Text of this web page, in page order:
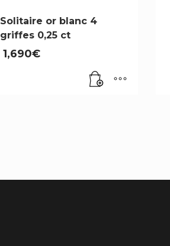
Solitaire or blanc 4
griffes 0,25 ct
1,690€